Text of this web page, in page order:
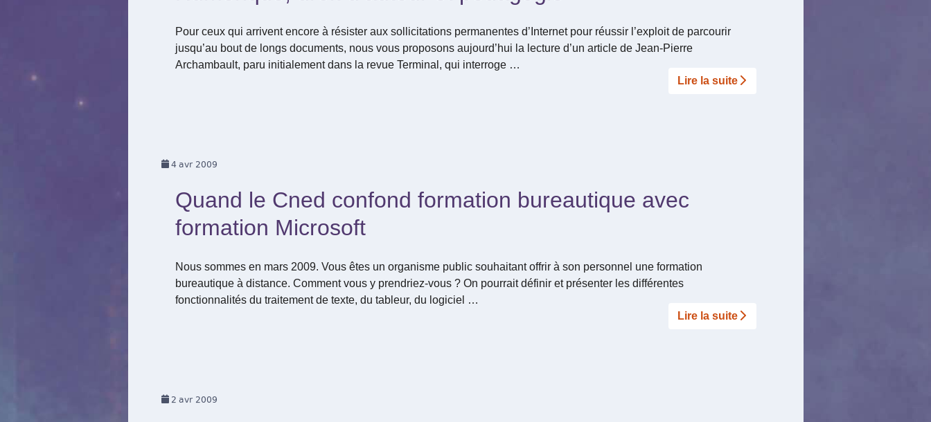
Pour ceux qui arrivent encore à résister aux sollicitations permanentes d’Internet pour réussir l’exploit de parcourir
jusqu’au bout de longs documents, nous vous proposons aujourd’hui la lecture d’un article de Jean-Pierre
Archambault, paru initialement dans la revue Terminal, qui interroge …
Lire la suite­­
4avr 2009
Quand le Cned confond formation bureautique avec
formation Microsoft
Nous sommes en mars 2009. Vous êtes un organisme public souhaitant offrir à son personnel une formation
bureautique à distance. Comment vous y prendriez-vous ? On pourrait définir et présenter les différentes
fonctionnalités du traitement de texte, du tableur, du logiciel …
Lire la suite­­
2 avr 2009